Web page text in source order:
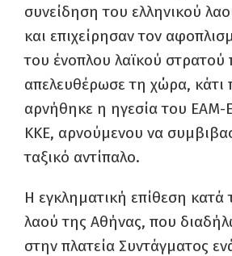
συνείδηση του ελληνικού
και επιχείρησαν τον
του ένοπλου λαϊκού στρατού
απελευθέρωσε τη χώρα, κάτι
αρνήθηκε η ηγεσία του ΕΑΜ-
ΚΚΕ, αρνούμενου να
ταξικό αντίπαλο.
Η εγκληματική επίθεση κατά
λαού της Αθήνας, που
στην πλατεία Συντάγματος